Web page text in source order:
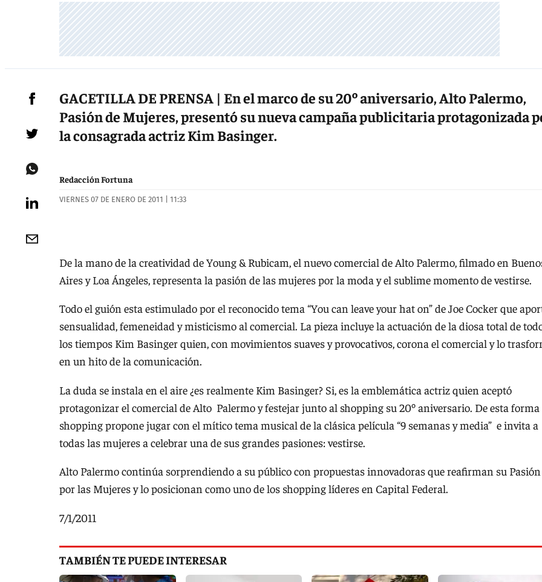
GACETILLA DE PRENSA | En el marco de su 20º aniversario, Alto Palermo,
Pasión de Mujeres, presentó su nueva campaña publicitaria protagonizada
la consagrada actriz Kim Basinger.
Redacción Fortuna
VIERNES 07 DE ENERO DE 2011 | 11:33
De la mano de la creatividad de Young & Rubicam, el nuevo comercial de Alto Palermo, filmado en
Aires y Loa Ángeles, representa la pasión de las mujeres por la moda y el sublime momento de vestirse.
Todo el guión esta estimulado por el reconocido tema “You can leave your hat on” de Joe Cocker que
sensualidad, femeneidad y misticismo al comercial. La pieza incluye la actuación de la diosa total de
los tiempos Kim Basinger quien, con movimientos suaves y provocativos, corona el comercial y lo
en un hito de la comunicación.
La duda se instala en el aire ¿es realmente Kim Basinger? Si, es la emblemática actriz quien aceptó
protagonizar el comercial de Alto Palermo y festejar junto al shopping su 20º aniversario. De esta forma
shopping propone jugar con el mítico tema musical de la clásica película “9 semanas y media” e invita a
todas las mujeres a celebrar una de sus grandes pasiones: vestirse.
Alto Palermo continúa sorprendiendo a su público con propuestas innovadoras que reafirman su Pasión
por las Mujeres y lo posicionan como uno de los shopping líderes en Capital Federal.
7/1/2011
TAMBIÉN TE PUEDE INTERESAR